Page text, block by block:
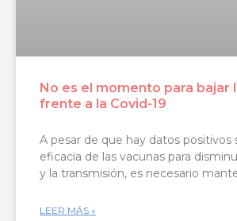
No es el momento para bajar
frente a la Covid-19
A pesar de que hay datos positivos
eficacia de las vacunas para
y la transmisión, es necesario
LEER MÁS »